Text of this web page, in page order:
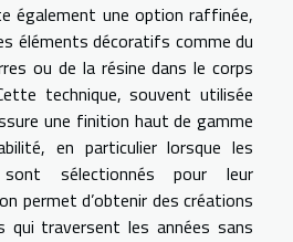
également une option raffinée,
éléments décoratifs comme du
ou de la résine dans le corps
technique, souvent utilisée
une finition haut de gamme
en particulier lorsque les
sélectionnés pour leur
permet d’obtenir des créations
qui traversent les années sans